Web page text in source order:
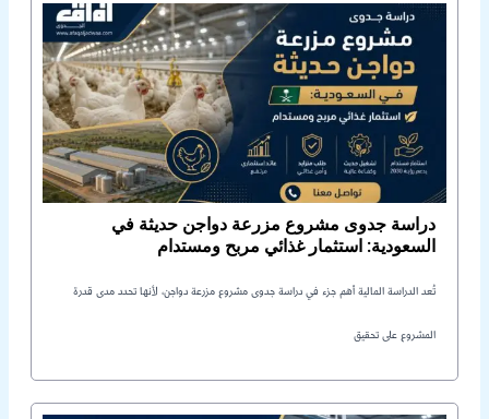
دراسة جدوى مشروع مزرعة دواجن حديثة في
السعودية: استثمار غذائي مربح ومستدام
تُعد الدراسة المالية أهم جزء في دراسة جدوى مشروع مزرعة دواجن، لأنها تحدد مدى قدرة
المشروع على تحقيق